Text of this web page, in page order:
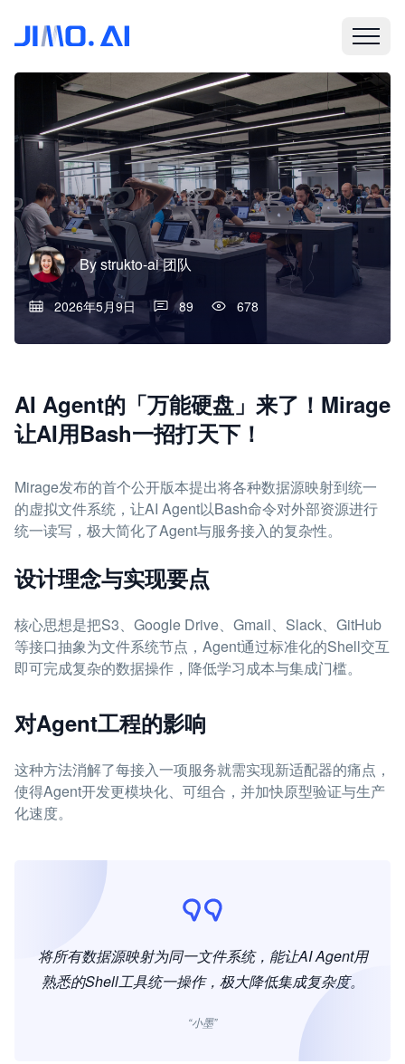
Bystrukto-ai 团队
2026年5月9日 89 678
AI Agent的「万能硬盘」来了！Mirage
让AI用Bash一招打天下！
Mirage发布的首个公开版本提出将各种数据源映射到统一
的虚拟文件系统，让AI Agent以Bash命令对外部资源进行
统一读写，极大简化了Agent与服务接入的复杂性。
设计理念与实现要点
核心思想是把S3、Google Drive、Gmail、Slack、GitHub
等接口抽象为文件系统节点，Agent通过标准化的Shell交互
即可完成复杂的数据操作，降低学习成本与集成门槛。
对Agent工程的影响
这种方法消解了每接入一项服务就需实现新适配器的痛点，
使得Agent开发更模块化、可组合，并加快原型验证与生产
化速度。
将所有数据源映射为同一文件系统，能让AI Agent用
熟悉的Shell工具统一操作，极大降低集成复杂度。
“小墨”